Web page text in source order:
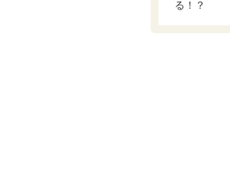
る！？